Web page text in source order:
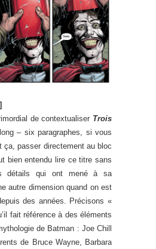
de contextualiser Trois
– six paragraphes, si vous
ça, passer directement au bloc
bien entendu lire ce titre sans
détails qui ont mené à sa
autre dimension quand on est
des années. Précisons «
fait référence à des éléments
de Batman : Joe Chill
de Bruce Wayne, Barbara